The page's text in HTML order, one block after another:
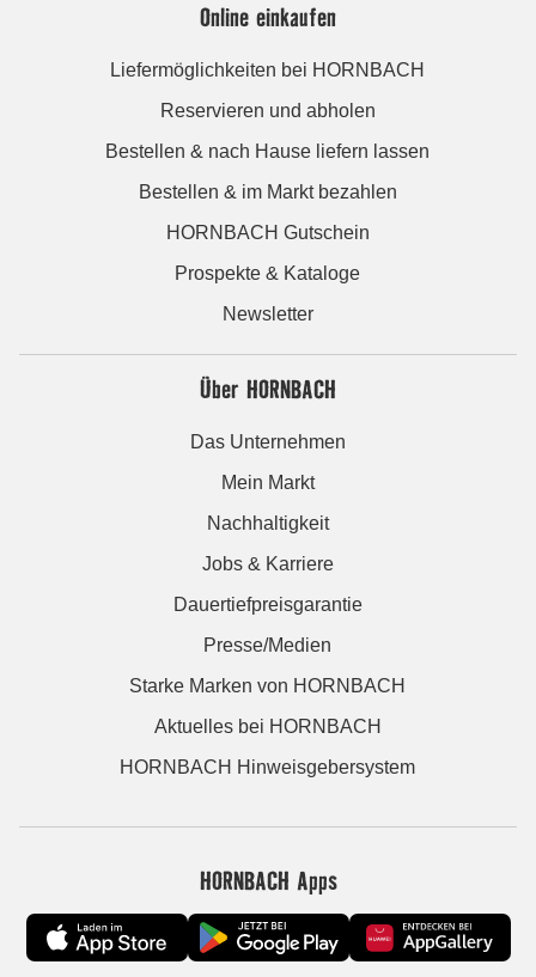
Online einkaufen
Liefermöglichkeiten bei HORNBACH
Reservieren und abholen
Bestellen & nach Hause liefern lassen
Bestellen & im Markt bezahlen
HORNBACH Gutschein
Prospekte & Kataloge
Newsletter
Über HORNBACH
Das Unternehmen
Mein Markt
Nachhaltigkeit
Jobs & Karriere
Dauertiefpreisgarantie
Presse/Medien
Starke Marken von HORNBACH
Aktuelles bei HORNBACH
HORNBACH Hinweisgebersystem
HORNBACH Apps